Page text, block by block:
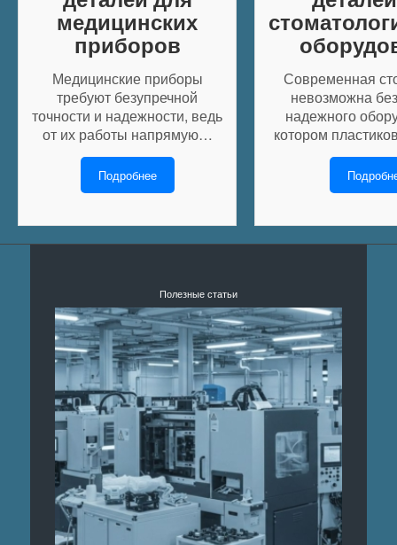
медицинских
приборов
Медицинские приборы
требуют безупречной
точности и надежности, ведь
от их работы напрямую…
Подробнее
Современная
невозможна
надежного
котором
Полезные статьи